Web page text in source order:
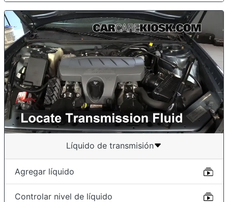
Líquido de transmisión
Agregar líquido
Controlar nivel de líquido